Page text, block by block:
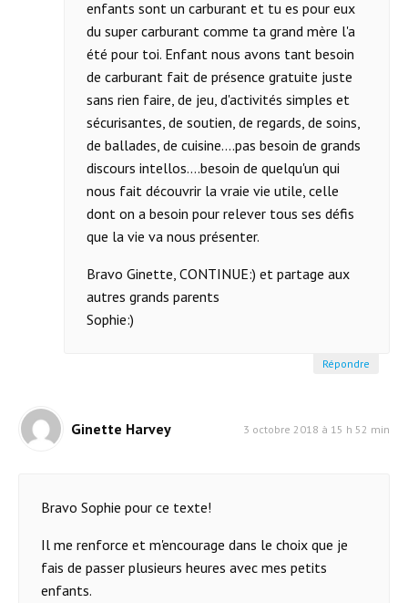
enfants sont un carburant et tu es pour eux
du super carburant comme ta grand mère l'a
été pour toi. Enfant nous avons tant besoin
de carburant fait de présence gratuite juste
sans rien faire, de jeu, d'activités simples et
sécurisantes, de soutien, de regards, de soins,
de ballades, de cuisine....pas besoin de grands
discours intellos....besoin de quelqu'un qui
nous fait découvrir la vraie vie utile, celle
dont on a besoin pour relever tous ses défis
que la vie va nous présenter.
Bravo Ginette, CONTINUE:) et partage aux
autres grands parents
Sophie:)
Répondre
Ginette Harvey 3 octobre 2018 à 15 h 52 min
Bravo Sophie pour ce texte!
Il me renforce et m'encourage dans le choix que je
fais de passer plusieurs heures avec mes petits
enfants.